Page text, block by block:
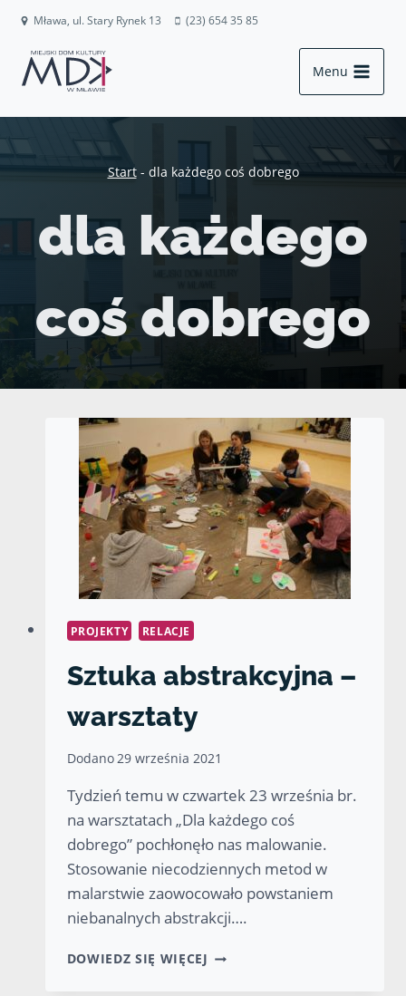
Przejdź
treści
Mława, ul. Stary Rynek 13 (23) 654 35 85
Menu
Start- dla każdego coś dobrego
dla każdego
coś dobrego
PROJEKTY RELACJE
Sztuka abstrakcyjna –
warsztaty
Dodano29 września 2021
Tydzień temu w czwartek 23 września br.
na warsztatach „Dla każdego coś
dobrego” pochłonęło nas malowanie.
Stosowanie niecodziennych metod w
malarstwie zaowocowało powstaniem
niebanalnych abstrakcji….
DOWIEDZ SIĘ WIĘCEJ SZTUKA